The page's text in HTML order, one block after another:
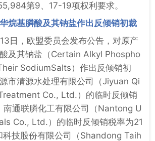
第9、17-19项权利要求。
烷基膦酸及其钠盐作出反倾销初裁
日，欧盟委员会发布公告，对原产
及其钠盐（Certain Alkyl Phospho
SodiumSalts）作出反倾销初
市清源水处理有限公司（Jiyuan Qi
Co., Ltd.）的临时反倾销
南通联膦化工有限公司（Nantong U
Co., Ltd.）的临时反倾销税率为21
科技股份有限公司（Shandong Taih